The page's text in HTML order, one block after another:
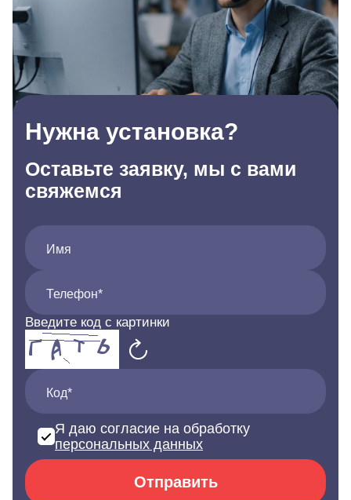
Нужна установка?
Оставьте заявку, мы с вами
свяжемся
Имя
Телефон*
Введите код с картинки
Код*
Я даю согласие на обработку
персональных данных
Отправить